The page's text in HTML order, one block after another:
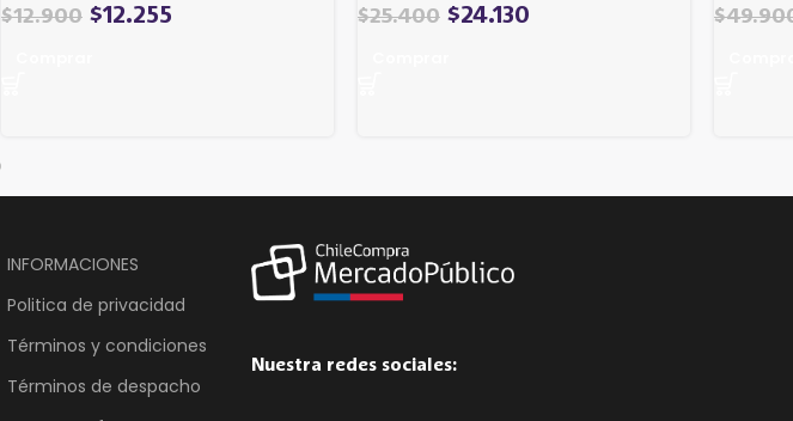
$12.900 $12.255 $25.400 $24.130 $
INFORMACIONES
Politica de privacidad
Términos y condiciones
Términos de despacho
Nuestra redes sociales: